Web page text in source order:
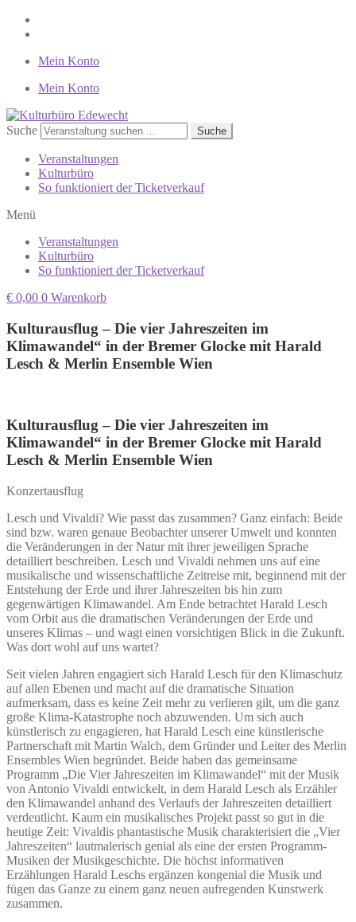
Mein Konto
Mein Konto
Suche Suche
Veranstaltungen
Kulturbüro
So funktioniert der Ticketverkauf
Menü
Veranstaltungen
Kulturbüro
So funktioniert der Ticketverkauf
€ 0,00 0 Warenkorb
Kulturausflug – Die vier Jahreszeiten im
Klimawandel“ in der Bremer Glocke mit Harald
Lesch & Merlin Ensemble Wien
Kulturausflug – Die vier Jahreszeiten im
Klimawandel“ in der Bremer Glocke mit Harald
Lesch & Merlin Ensemble Wien
Konzertausflug
Lesch und Vivaldi? Wie passt das zusammen? Ganz einfach: Beide
sind bzw. waren genaue Beobachter unserer Umwelt und konnten
die Veränderungen in der Natur mit ihrer jeweiligen Sprache
detailliert beschreiben. Lesch und Vivaldi nehmen uns auf eine
musikalische und wissenschaftliche Zeitreise mit, beginnend mit der
Entstehung der Erde und ihrer Jahreszeiten bis hin zum
gegenwärtigen Klimawandel. Am Ende betrachtet Harald Lesch
vom Orbit aus die dramatischen Veränderungen der Erde und
unseres Klimas – und wagt einen vorsichtigen Blick in die Zukunft.
Was dort wohl auf uns wartet?
Seit vielen Jahren engagiert sich Harald Lesch für den Klimaschutz
auf allen Ebenen und macht auf die dramatische Situation
aufmerksam, dass es keine Zeit mehr zu verlieren gilt, um die ganz
große Klima-Katastrophe noch abzuwenden. Um sich auch
künstlerisch zu engagieren, hat Harald Lesch eine künstlerische
Partnerschaft mit Martin Walch, dem Gründer und Leiter des Merlin
Ensembles Wien begründet. Beide haben das gemeinsame
Programm „Die Vier Jahreszeiten im Klimawandel“ mit der Musik
von Antonio Vivaldi entwickelt, in dem Harald Lesch als Erzähler
den Klimawandel anhand des Verlaufs der Jahreszeiten detailliert
verdeutlicht. Kaum ein musikalisches Projekt passt so gut in die
heutige Zeit: Vivaldis phantastische Musik charakterisiert die „Vier
Jahreszeiten“ lautmalerisch genial als eine der ersten Programm-
Musiken der Musikgeschichte. Die höchst informativen
Erzählungen Harald Leschs ergänzen kongenial die Musik und
fügen das Ganze zu einem ganz neuen aufregenden Kunstwerk
zusammen.